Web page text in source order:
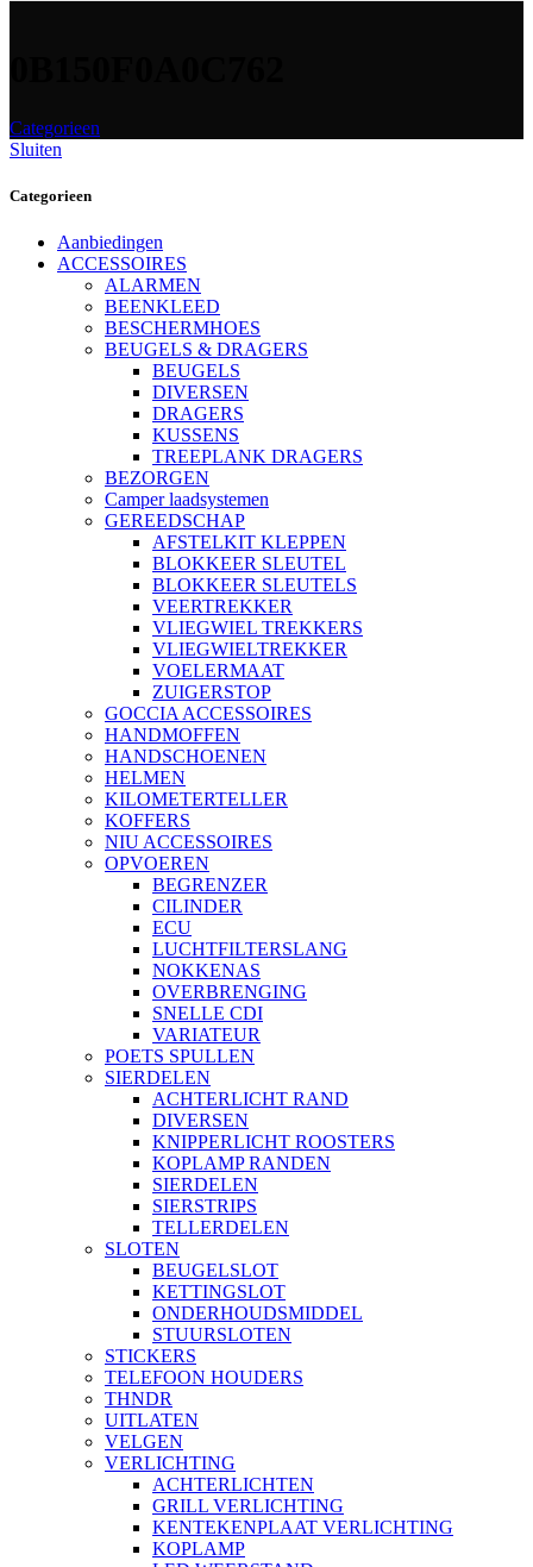
Categorieen
Sluiten
Categorieen
Aanbiedingen
ACCESSOIRES
ALARMEN
BEENKLEED
BESCHERMHOES
BEUGELS & DRAGERS
BEUGELS
DIVERSEN
DRAGERS
KUSSENS
TREEPLANK DRAGERS
BEZORGEN
Camper laadsystemen
GEREEDSCHAP
AFSTELKIT KLEPPEN
BLOKKEER SLEUTEL
BLOKKEER SLEUTELS
VEERTREKKER
VLIEGWIEL TREKKERS
VLIEGWIELTREKKER
VOELERMAAT
ZUIGERSTOP
GOCCIA ACCESSOIRES
HANDMOFFEN
HANDSCHOENEN
HELMEN
KILOMETERTELLER
KOFFERS
NIU ACCESSOIRES
OPVOEREN
BEGRENZER
CILINDER
ECU
LUCHTFILTERSLANG
NOKKENAS
OVERBRENGING
SNELLE CDI
VARIATEUR
POETS SPULLEN
SIERDELEN
ACHTERLICHT RAND
DIVERSEN
KNIPPERLICHT ROOSTERS
KOPLAMP RANDEN
SIERDELEN
SIERSTRIPS
TELLERDELEN
SLOTEN
BEUGELSLOT
KETTINGSLOT
ONDERHOUDSMIDDEL
STUURSLOTEN
STICKERS
TELEFOON HOUDERS
THNDR
UITLATEN
VELGEN
VERLICHTING
ACHTERLICHTEN
GRILL VERLICHTING
KENTEKENPLAAT VERLICHTING
KOPLAMP